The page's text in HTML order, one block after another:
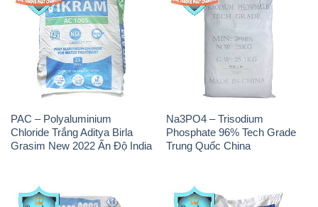
PAC – Polyaluminium
Chloride Trắng Aditya Birla
Grasim New 2022 Ấn Độ India
Na3PO4 – Trisodium
Phosphate 96% Tech Grade
Trung Quốc China